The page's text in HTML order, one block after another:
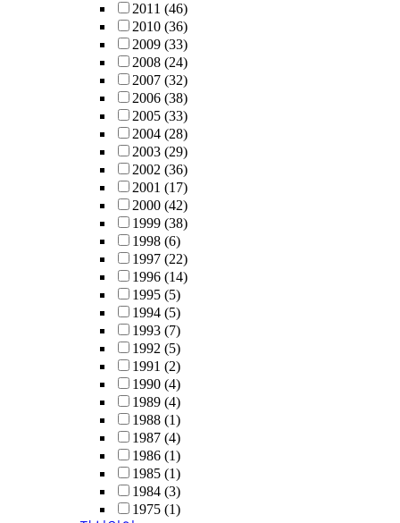
2011 (46)
2010 (36)
2009 (33)
2008 (24)
2007 (32)
2006 (38)
2005 (33)
2004 (28)
2003 (29)
2002 (36)
2001 (17)
2000 (42)
1999 (38)
1998 (6)
1997 (22)
1996 (14)
1995 (5)
1994 (5)
1993 (7)
1992 (5)
1991 (2)
1990 (4)
1989 (4)
1988 (1)
1987 (4)
1986 (1)
1985 (1)
1984 (3)
1975 (1)